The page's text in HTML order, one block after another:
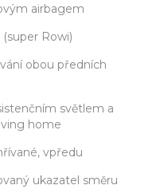
airbagem
(super Rowi)
předních
světlem a
funkcí Coming Home a Leaving home
Trysky ostřikovače okna vyhřívané, vpředu
směru